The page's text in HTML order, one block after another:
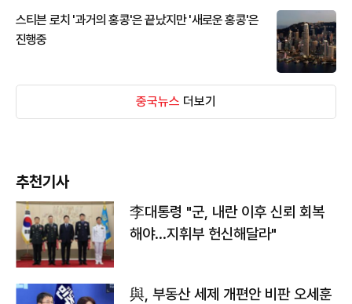
스티븐 로치 '과거의 홍콩'은 끝났지만 '새로운 홍콩'은
진행중
중국뉴스 더보기
추천기사
李대통령 "군, 내란 이후 신뢰 회복
해야…지휘부 헌신해달라"
與, 부동산 세제 개편안 비판 오세훈